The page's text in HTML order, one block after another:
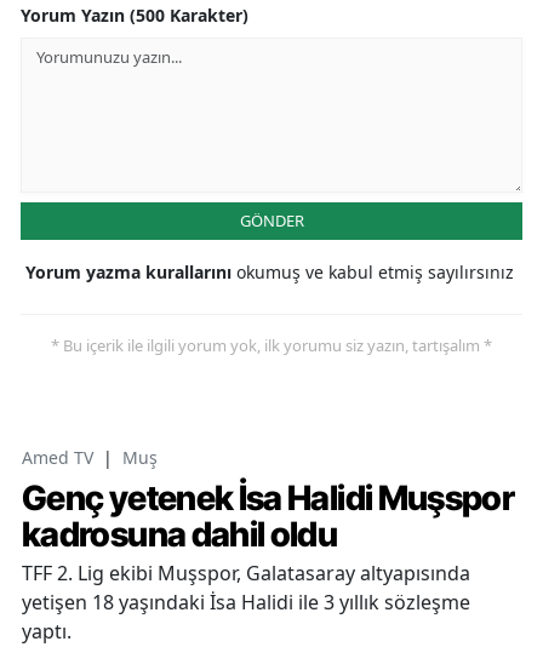
Yorum Yazın (500 Karakter)
GÖNDER
Yorum yazma kurallarını okumuş ve kabul etmiş sayılırsınız
* Bu içerik ile ilgili yorum yok, ilk yorumu siz yazın, tartışalım *
Amed TV | Muş
Genç yetenek İsa Halidi Muşspor
kadrosuna dahil oldu
TFF 2. Lig ekibi Muşspor, Galatasaray altyapısında
yetişen 18 yaşındaki İsa Halidi ile 3 yıllık sözleşme
yaptı.